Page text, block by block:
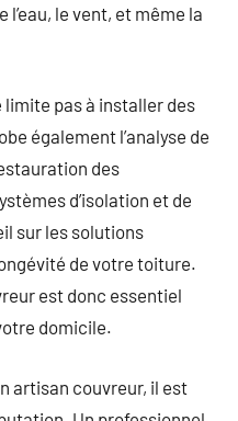
le vent, et même la
limite pas à installer des
également l’analyse de
des
d’isolation et de
sur les solutions
de votre toiture.
est donc essentiel
domicile.
artisan couvreur, il est